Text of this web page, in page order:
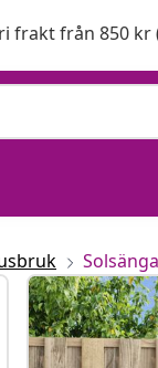
frakt från 850 kr